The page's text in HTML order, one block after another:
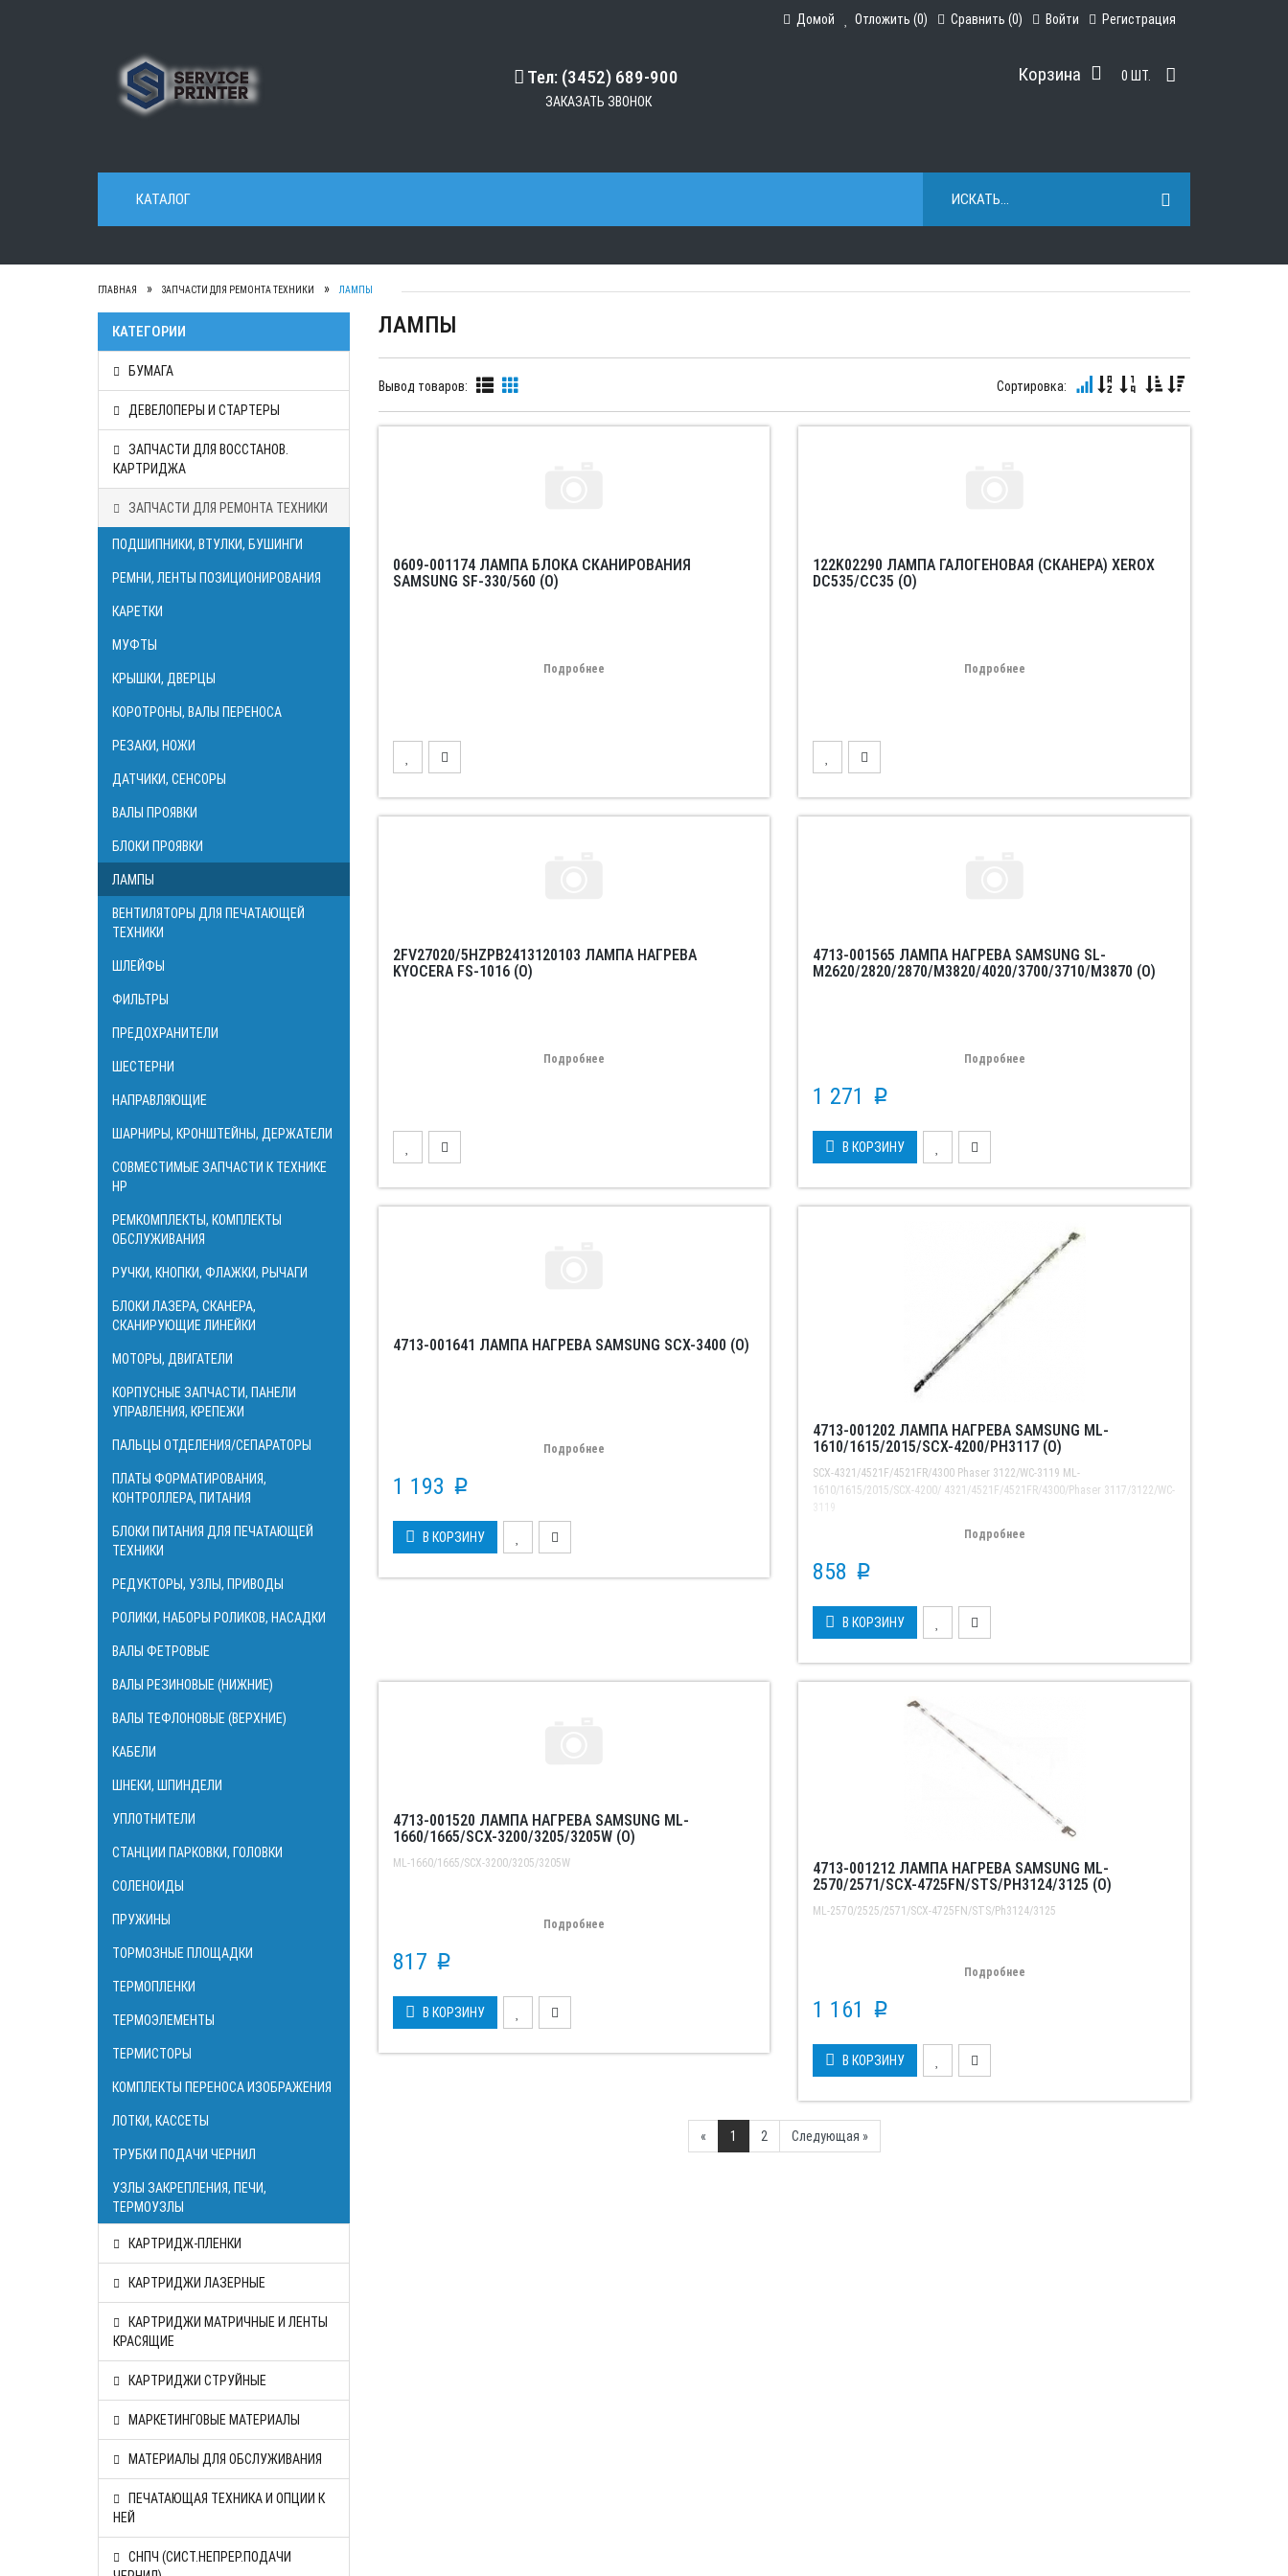
Домой Отложить (0) Сравнить (0) Войти Регистрация
Тел: (3452) 689-900
ЗАКАЗАТЬ ЗВОНОК
Корзина 0 ШТ.
КАТАЛОГ
ГЛАВНАЯ ЗАПЧАСТИ ДЛЯ РЕМОНТА ТЕХНИКИ ЛАМПЫ
КАТЕГОРИИ
БУМАГА
ДЕВЕЛОПЕРЫ И СТАРТЕРЫ
ЗАПЧАСТИ ДЛЯ ВОССТАНОВ.
КАРТРИДЖА
ЗАПЧАСТИ ДЛЯ РЕМОНТА ТЕХНИКИ
ПОДШИПНИКИ, ВТУЛКИ, БУШИНГИ
РЕМНИ, ЛЕНТЫ ПОЗИЦИОНИРОВАНИЯ
КАРЕТКИ
МУФТЫ
КРЫШКИ, ДВЕРЦЫ
КОРОТРОНЫ, ВАЛЫ ПЕРЕНОСА
РЕЗАКИ, НОЖИ
ДАТЧИКИ, СЕНСОРЫ
ВАЛЫ ПРОЯВКИ
БЛОКИ ПРОЯВКИ
ЛАМПЫ
ВЕНТИЛЯТОРЫ ДЛЯ ПЕЧАТАЮЩЕЙ
ТЕХНИКИ
ШЛЕЙФЫ
ФИЛЬТРЫ
ПРЕДОХРАНИТЕЛИ
ШЕСТЕРНИ
НАПРАВЛЯЮЩИЕ
ШАРНИРЫ, КРОНШТЕЙНЫ, ДЕРЖАТЕЛИ
СОВМЕСТИМЫЕ ЗАПЧАСТИ К ТЕХНИКЕ
HP
РЕМКОМПЛЕКТЫ, КОМПЛЕКТЫ
ОБСЛУЖИВАНИЯ
РУЧКИ, КНОПКИ, ФЛАЖКИ, РЫЧАГИ
БЛОКИ ЛАЗЕРА, СКАНЕРА,
СКАНИРУЮЩИЕ ЛИНЕЙКИ
МОТОРЫ, ДВИГАТЕЛИ
КОРПУСНЫЕ ЗАПЧАСТИ, ПАНЕЛИ
УПРАВЛЕНИЯ, КРЕПЕЖИ
ПАЛЬЦЫ ОТДЕЛЕНИЯ/СЕПАРАТОРЫ
ПЛАТЫ ФОРМАТИРОВАНИЯ,
КОНТРОЛЛЕРА, ПИТАНИЯ
БЛОКИ ПИТАНИЯ ДЛЯ ПЕЧАТАЮЩЕЙ
ТЕХНИКИ
РЕДУКТОРЫ, УЗЛЫ, ПРИВОДЫ
РОЛИКИ, НАБОРЫ РОЛИКОВ, НАСАДКИ
ВАЛЫ ФЕТРОВЫЕ
ВАЛЫ РЕЗИНОВЫЕ (НИЖНИЕ)
ВАЛЫ ТЕФЛОНОВЫЕ (ВЕРХНИЕ)
КАБЕЛИ
ШНЕКИ, ШПИНДЕЛИ
УПЛОТНИТЕЛИ
СТАНЦИИ ПАРКОВКИ, ГОЛОВКИ
СОЛЕНОИДЫ
ПРУЖИНЫ
ТОРМОЗНЫЕ ПЛОЩАДКИ
ТЕРМОПЛЕНКИ
ТЕРМОЭЛЕМЕНТЫ
ТЕРМИСТОРЫ
КОМПЛЕКТЫ ПЕРЕНОСА ИЗОБРАЖЕНИЯ
ЛОТКИ, КАССЕТЫ
ТРУБКИ ПОДАЧИ ЧЕРНИЛ
УЗЛЫ ЗАКРЕПЛЕНИЯ, ПЕЧИ,
ТЕРМОУЗЛЫ
КАРТРИДЖ-ПЛЕНКИ
КАРТРИДЖИ ЛАЗЕРНЫЕ
КАРТРИДЖИ МАТРИЧНЫЕ И ЛЕНТЫ
КРАСЯЩИЕ
КАРТРИДЖИ СТРУЙНЫЕ
МАРКЕТИНГОВЫЕ МАТЕРИАЛЫ
МАТЕРИАЛЫ ДЛЯ ОБСЛУЖИВАНИЯ
ПЕЧАТАЮЩАЯ ТЕХНИКА И ОПЦИИ К
НЕЙ
СНПЧ (СИСТ.НЕПРЕР.ПОДАЧИ
ЛАМПЫ
Вывод товаров: Сортировка:
0609-001174 ЛАМПА БЛОКА СКАНИРОВАНИЯ
SAMSUNG SF-330/560 (O)
Подробнее
122K02290 ЛАМПА ГАЛОГЕНОВАЯ (СКАНЕРА) XEROX
DC535/CC35 (O)
Подробнее
2FV27020/5HZPB2413120103 ЛАМПА НАГРЕВА
KYOCERA FS-1016 (O)
Подробнее
4713-001565 ЛАМПА НАГРЕВА SAMSUNG SL-
M2620/2820/2870/M3820/4020/3700/3710/M3870 (O)
Подробнее
1 271 p
В КОРЗИНУ
4713-001641 ЛАМПА НАГРЕВА SAMSUNG SCX-3400 (O)
Подробнее
1 193 p
В КОРЗИНУ
4713-001202 ЛАМПА НАГРЕВА SAMSUNG ML-
1610/1615/2015/SCX-4200/PH3117 (О)
SCX-4321/4521F/4521FR/4300 Phaser 3122/WC-3119 ML-
1610/1615/2015/SCX-4200/ 4321/4521F/4521FR/4300/Phaser 3117/3122/WC-
3119
Подробнее
858 p
В КОРЗИНУ
4713-001520 ЛАМПА НАГРЕВА SAMSUNG ML-
1660/1665/SCX-3200/3205/3205W (O)
ML-1660/1665/SCX-3200/3205/3205W
Подробнее
817 p
В КОРЗИНУ
4713-001212 ЛАМПА НАГРЕВА SAMSUNG ML-
2570/2571/SCX-4725FN/STS/PH3124/3125 (O)
ML-2570/2525/2571/SCX-4725FN/STS/Ph3124/3125
Подробнее
1 161 p
В КОРЗИНУ
«Previous
1 2 Следующая »Next